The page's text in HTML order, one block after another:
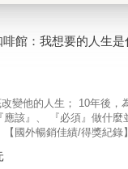
館：我想要的人生
後，為什麼咖啡館又出現了？ ★《世界盡頭的咖啡
咖啡館，成了主廚，新客人則是